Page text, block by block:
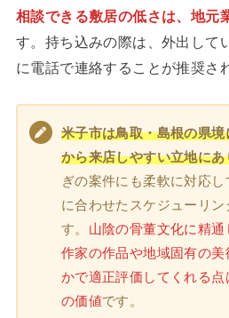
相談できる敷居の低さは、地元
す。持ち込みの際は、外出して
に電話で連絡することが推奨さ
米子市は鳥取・島根の県
から来店しやすい立地にあ
ぎの案件にも柔軟に対応
に合わせたスケジューリ
す。 山陰の骨董文化に精
作家の作品や地域固有の
かで適正評価してくれる
の価値です。